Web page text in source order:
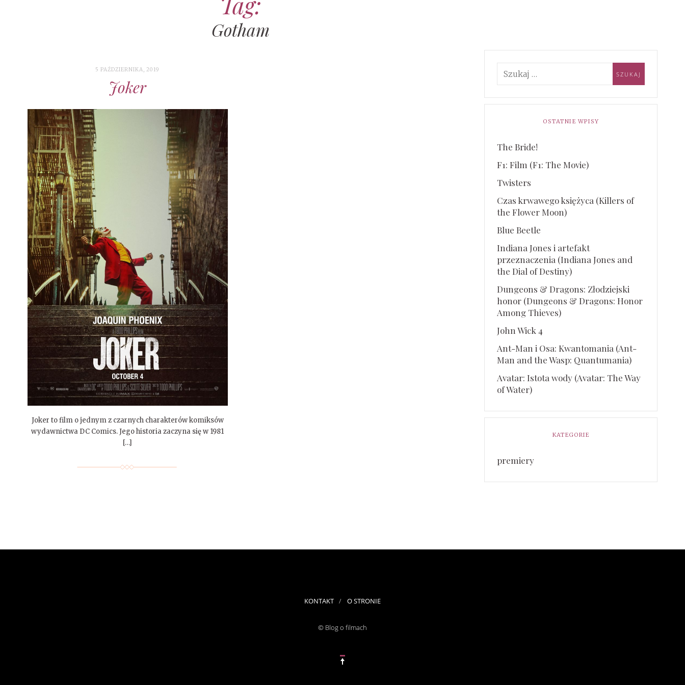
Gotham
5 PAŹDZIERNIKA, 2019
Joker
Joker to film o jednym z czarnych charakterów komiksów
wydawnictwa DC Comics. Jego historia zaczyna się w 1981
[…]
OSTATNIE WPISY
The Bride!
F1: Film (F1: The Movie)
Twisters
Czas krwawego księżyca (Killers of
the Flower Moon)
Blue Beetle
Indiana Jones i artefakt
przeznaczenia (Indiana Jones and
the Dial of Destiny)
Dungeons & Dragons: Złodziejski
honor (Dungeons & Dragons: Honor
Among Thieves)
John Wick 4
Ant-Man i Osa: Kwantomania (Ant-
Man and the Wasp: Quantumania)
Avatar: Istota wody (Avatar: The Way
of Water)
KATEGORIE
premiery
KONTAKT O STRONIE
© Blog o filmach